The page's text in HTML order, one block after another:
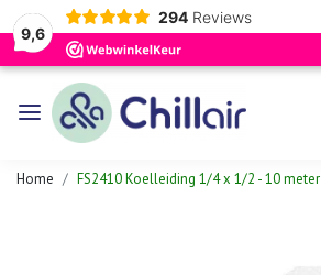
9,6
294 Reviews
Home FS2410 Koelleiding 1/4 x 1/2 - 10 meter